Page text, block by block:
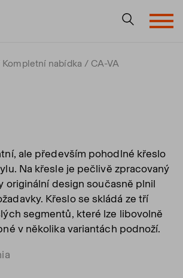
Kompletní nabídka CA-VA
ale především pohodlné křeslo
Na křesle je pečlivě zpracovaný
originální design současně plnil
Křeslo se skládá ze tří
segmentů, které lze libovolně
v několika variantách podnoží.